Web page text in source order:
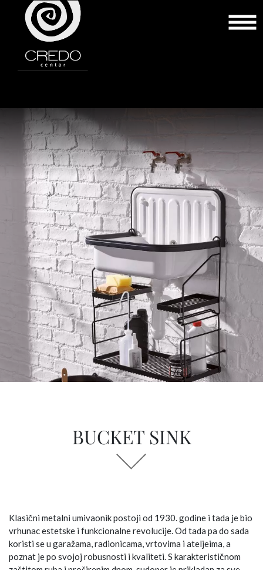
BUCKET SINK
Klasični metalni umivaonik postoji od 1930. godine i tada je bio
vrhunac estetske i funkcionalne revolucije. Od tada pa do sada
koristi se u garažama, radionicama, vrtovima i ateljeima, a
poznat je po svojoj robusnosti i kvaliteti. S karakterističnom